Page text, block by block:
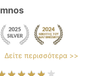
Δείτε περισσότερα >>